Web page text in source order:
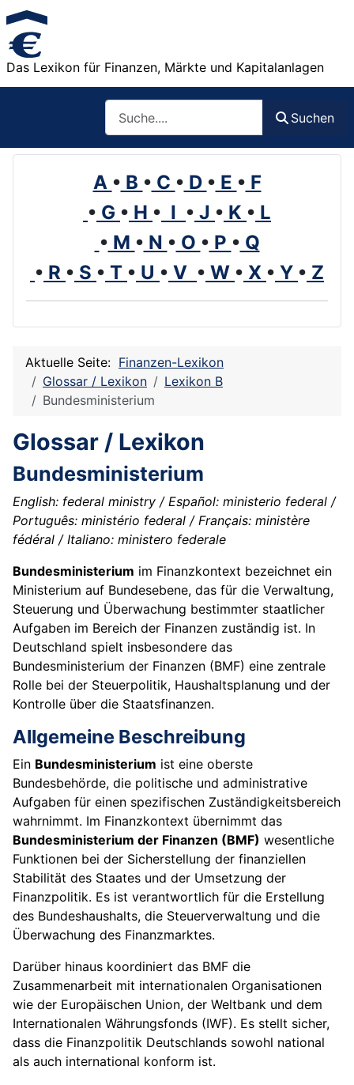
Das Lexikon für Finanzen, Märkte und Kapitalanlagen
Suchen
A • B • C • D • E • F
• G • H • I • J • K • L
• M • N • O • P • Q
• R • S • T • U • V • W • X • Y • Z
Aktuelle Seite: Finanzen-Lexikon
Glossar / Lexikon
Lexikon B
Bundesministerium
Glossar / Lexikon
Bundesministerium
English: federal ministry / Español: ministerio federal /
Português: ministério federal / Français: ministère
fédéral / Italiano: ministero federale
Bundesministerium im Finanzkontext bezeichnet ein
Ministerium auf Bundesebene, das für die Verwaltung,
Steuerung und Überwachung bestimmter staatlicher
Aufgaben im Bereich der Finanzen zuständig ist. In
Deutschland spielt insbesondere das
Bundesministerium der Finanzen (BMF) eine zentrale
Rolle bei der Steuerpolitik, Haushaltsplanung und der
Kontrolle über die Staatsfinanzen.
Allgemeine Beschreibung
Ein Bundesministerium ist eine oberste
Bundesbehörde, die politische und administrative
Aufgaben für einen spezifischen Zuständigkeitsbereich
wahrnimmt. Im Finanzkontext übernimmt das
Bundesministerium der Finanzen (BMF) wesentliche
Funktionen bei der Sicherstellung der finanziellen
Stabilität des Staates und der Umsetzung der
Finanzpolitik. Es ist verantwortlich für die Erstellung
des Bundeshaushalts, die Steuerverwaltung und die
Überwachung des Finanzmarktes.
Darüber hinaus koordiniert das BMF die
Zusammenarbeit mit internationalen Organisationen
wie der Europäischen Union, der Weltbank und dem
Internationalen Währungsfonds (IWF). Es stellt sicher,
dass die Finanzpolitik Deutschlands sowohl national
als auch international konform ist.